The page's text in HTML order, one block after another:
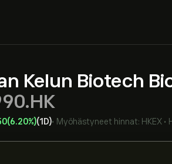
Kelun Biotech
(6.20%)(1D)• Myöhästyneet hinnat: HKEX •